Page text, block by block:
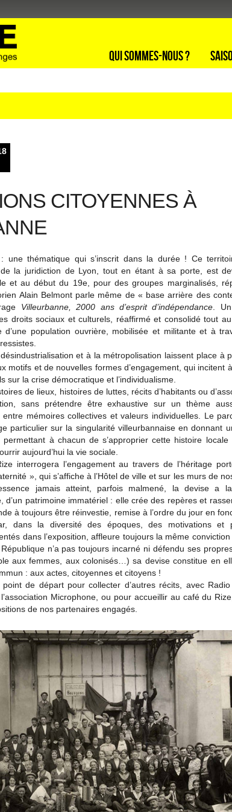
Qui sommes-nous ?
CITOYENNES À
: une thématique qui s’inscrit dans la durée ! Ce
la juridiction de Lyon, tout en étant à sa porte, est
et au début du 19e, pour des groupes marginalisés,
Alain Belmont parle même de « base arrière des
Villeurbanne, 2000 ans d’espritd’indépendance .
droits sociaux et culturels, réaffirmé et consolidé tout
d’une population ouvrière, mobilisée et militante et à
et à la métropolisation laissent place à
motifs et de nouvelles formes d’engagement, qui incitent
sur la crise démocratique et l’individualisme.
de lieux, histoires de luttes, récits d’habitants ou
sans prétendre être exhaustive sur un thème
mémoires collectives et valeurs individuelles. Le
particulier sur la singularité villeurbannaise en donnant
à chacun de s’approprier cette histoire locale
aujourd’hui la vie sociale.
interrogera l’engagement au travers de l’héritage
», qui s’affiche à l’Hôtel de ville et sur les murs de
jamais atteint, parfois malmené, la devise a
d’un patrimoine immatériel : elle crée des repères et
à toujours être réinvestie, remise à l’ordre du jour en
dans la diversité des époques, des motivations et
dans l’exposition, affleure toujours la même
n’a pas toujours incarné ni défendu ses
aux femmes, aux colonisés…) sa devise constitue en
: aux actes, citoyennes et citoyens !
point de départ pour collecter d’autres récits, avec
Microphone, ou pour accueillir au café du
de nos partenaires engagés.